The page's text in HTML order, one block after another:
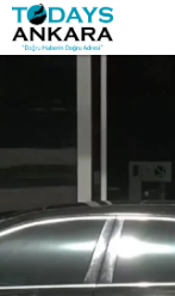
alıyor
yaptılar